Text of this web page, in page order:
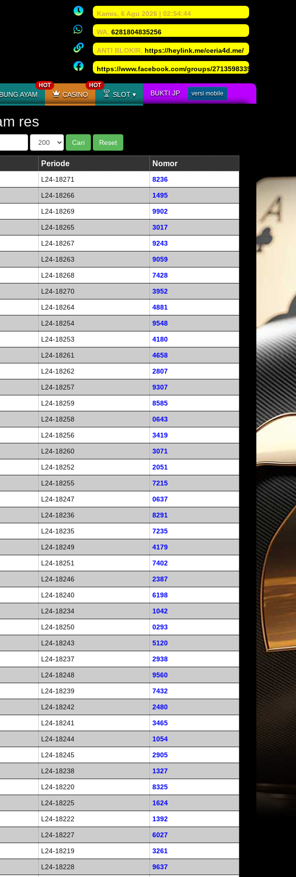
Kamis, 6 Agu 2026 | 02:54:45
WA. 6281804835256
ANTI BLOKIR. https://heylink.me/ceria4d.me/
https://www.facebook.com/groups/271359833987383/
AYAM
HOT
CASINO
HOT
SLOT BUKTI JP versi mobile
res
Periode Nomor
L24-18271 8236
L24-18266 1495
L24-18269 9902
L24-18265 3017
L24-18267 9243
L24-18263 9059
L24-18268 7428
L24-18270 3952
L24-18264 4881
L24-18254 9548
L24-18253 4180
L24-18261 4658
L24-18262 2807
L24-18257 9307
L24-18259 8585
L24-18258 0643
L24-18256 3419
L24-18260 3071
L24-18252 2051
L24-18255 7215
L24-18247 0637
L24-18236 8291
L24-18235 7235
L24-18249 4179
L24-18251 7402
L24-18246 2387
L24-18240 6198
L24-18234 1042
L24-18250 0293
L24-18243 5120
L24-18237 2938
L24-18248 9560
L24-18239 7432
L24-18242 2480
L24-18241 3465
L24-18244 1054
L24-18245 2905
L24-18238 1327
L24-18220 8325
L24-18225 1624
L24-18222 1392
L24-18227 6027
L24-18219 3261
L24-18228 9637